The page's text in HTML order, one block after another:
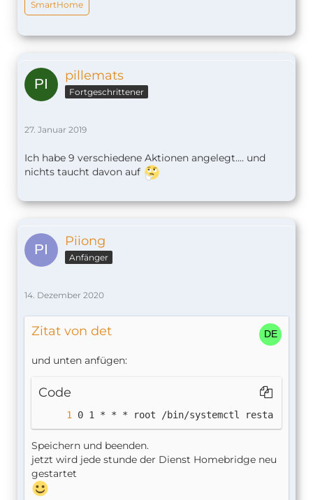
SmartHome
pillemats
Fortgeschrittener
27. Januar 2019
Ich habe 9 verschiedene Aktionen angelegt.... und
nichts taucht davon auf
Piiong
Anfänger
14. Dezember 2020
Zitat von det
und unten anfügen:
Code
0 1 * * * root /bin/systemctl restart
Speichern und beenden.
jetzt wird jede stunde der Dienst Homebridge neu
gestartet